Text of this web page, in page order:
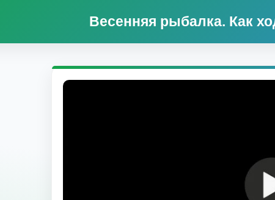
Весенняя рыбалка. Как